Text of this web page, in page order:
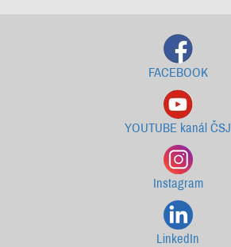
FACEBOOK
YOUTUBE kanál ČSJ
Instagram
LinkedIn